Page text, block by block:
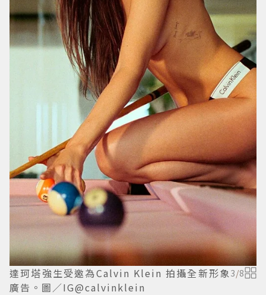
達珂塔強生受邀為Calvin Klein 拍攝全新形象
廣告。圖／IG@calvinklein
3/8